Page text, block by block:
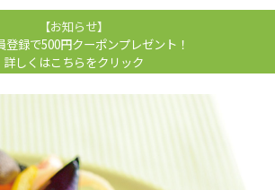
【お知らせ】
登録で500円クーポンプレゼント！
詳しくはこちらをクリック